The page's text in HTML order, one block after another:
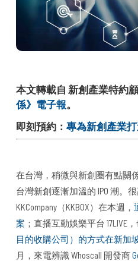
本文轉載自 新創產業特約
係》電子報。
即刻預約： 專為新創產業
在台灣，稍微與新創圈有點關
台灣新創逐漸加溫的 IPO 潮。
KKCompany（KKBOX）在本週，
案 ；直播互動娛樂平台 17LIVE
目的收購公司）的方式在新加
月，來電辨識 Whoscall 開發商